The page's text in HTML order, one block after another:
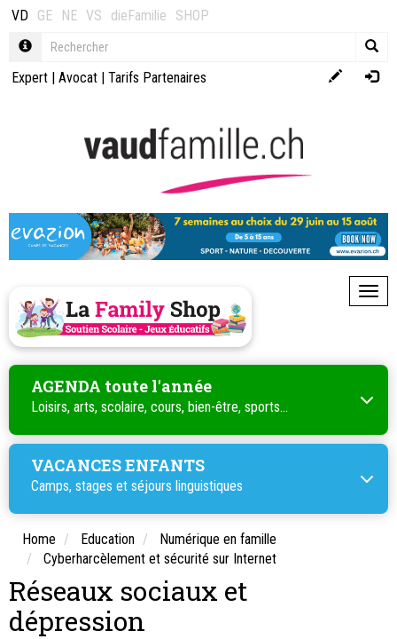
VD GE NE VS dieFamilie SHOP
Expert | Avocat | Tarifs Partenaires
AGENDA toute l'année
Loisirs, arts, scolaire, cours, bien-être, sports...
VACANCES ENFANTS
Camps, stages et séjours linguistiques
Home Education
Numérique en famille
Cyberharcèlement et sécurité sur Internet
Réseaux sociaux et
dépression